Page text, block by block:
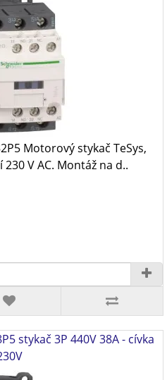
Motorový stykač TeSys,
V AC. Montáž na d..
stykač 3P 440V 38A - cívka